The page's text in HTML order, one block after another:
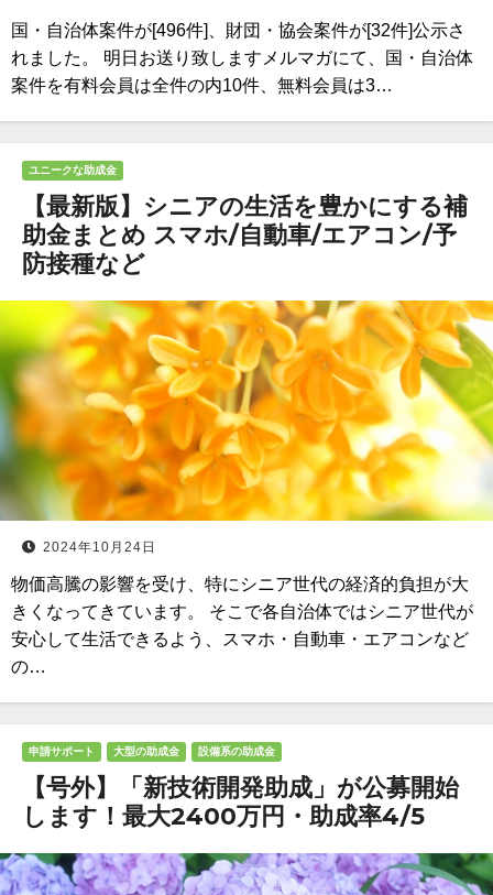
国・自治体案件が[496件]、財団・協会案件が[32件]公示さ
れました。 明日お送り致しますメルマガにて、国・自治体
案件を有料会員は全件の内10件、無料会員は3…
ユニークな助成金
【最新版】シニアの生活を豊かにする補
助金まとめ スマホ/自動車/エアコン/予
防接種など
2024年10月24日
物価高騰の影響を受け、特にシニア世代の経済的負担が大
きくなってきています。 そこで各自治体ではシニア世代が
安心して生活できるよう、スマホ・自動車・エアコンなど
の…
申請サポート 大型の助成金 設備系の助成金
【号外】「新技術開発助成」が公募開始
します！最大2400万円・助成率4/5